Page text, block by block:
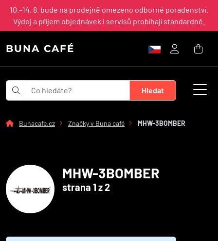
10.–14. 8. bude na prodejně omezeno odborné poradenství.
Výdej a příjem objednávek i servisů probíhají standardně.
BUNA CAFÉ
Bunacafe.cz Značky v Buna café MHW-3BOMBER
MHW-3BOMBER
strana 1 z 2